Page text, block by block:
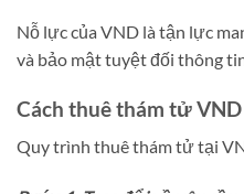
Nỗ lực của VND là tận lực
và bảo mật tuyệt đối thông
Cách thuê thám tử VND
Quy trình thuê thám tử tại